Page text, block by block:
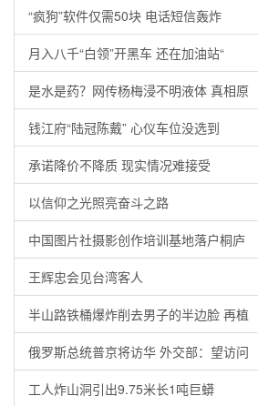
“疯狗”软件仅需50块 电话短信轰炸
月入八千“白领”开黑车 还在加油站“
是水是药？网传杨梅浸不明液体 真相原
钱江府“陆冠陈戴” 心仪车位没选到
承诺降价不降质 现实情况难接受
以信仰之光照亮奋斗之路
中国图片社摄影创作培训基地落户桐庐
王辉忠会见台湾客人
半山路铁桶爆炸削去男子的半边脸 再植
俄罗斯总统普京将访华 外交部：望访问
工人炸山洞引出9.75米长1吨巨蟒